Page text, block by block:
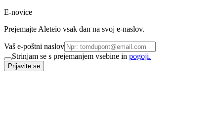
E-novice
Prejemajte Aleteio vsak dan na svoj e-naslov.
Vaš e-poštni naslov
Strinjam se s prejemanjem vsebine in pogoji.
Prijavite se